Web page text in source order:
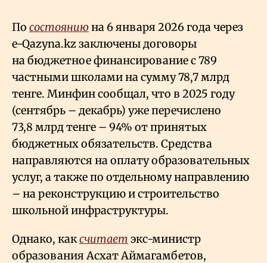
По состояниюна 6 января 2026 года через
e-Qazyna.kz заключены договоры
на бюджетное финансирование с 789
частными школами на сумму 78,7 млрд
тенге. Минфин сообщал, что в 2025 году
(сентябрь – декабрь) уже перечислено
73,8 млрд тенге – 94% от принятых
бюджетных обязательств. Средства
направляются на оплату образовательных
услуг, а также по отдельному направлению
– на реконструкцию и строительство
школьной инфраструктуры.
Однако, каксчитает экс-министр
образования Асхат Аймагамбетов,